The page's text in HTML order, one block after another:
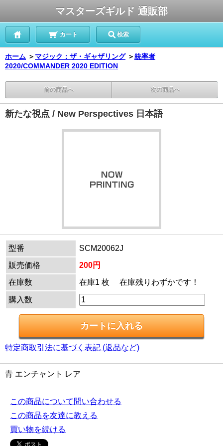
マスターズギルド 通販部
カート 検索
ホーム ＞ マジック：ザ・ギャザリング ＞統率者
2020/COMMANDER 2020 EDITION
前の商品へ 次の商品へ
新たな視点 / New Perspectives 日本語
型番
SCM20062J
販売価格
200円
在庫数
在庫1 枚 在庫残りわずかです！
購入数
特定商取引法に基づく表記 (返品など)
青 エンチャント レア
この商品について問い合わせる
この商品を友達に教える
買い物を続ける